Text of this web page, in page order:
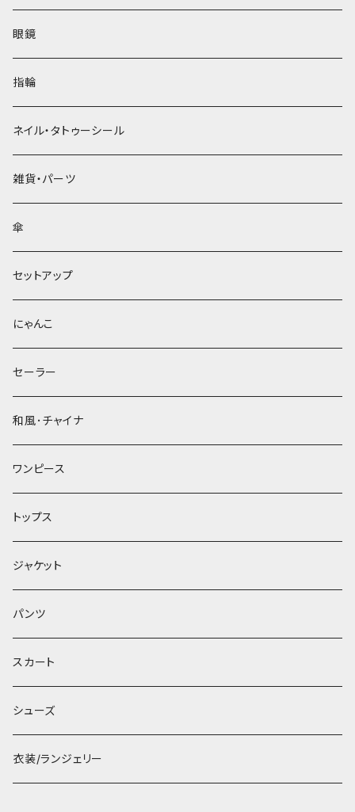
眼鏡
指輪
ネイル・タトゥーシール
雑貨・パーツ
傘
セットアップ
にゃんこ
セーラー
和風･チャイナ
ワンピース
トップス
ジャケット
パンツ
スカート
シューズ
衣装/ランジェリー